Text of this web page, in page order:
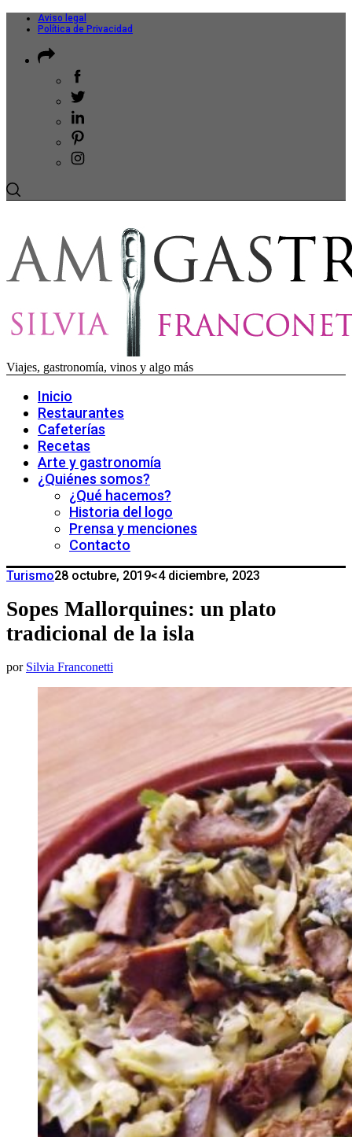
Aviso legal
Política de Privacidad
Viajes, gastronomía, vinos y algo más
Inicio
Restaurantes
Cafeterías
Recetas
Arte y gastronomía
¿Quiénes somos?
¿Qué hacemos?
Historia del logo
Prensa y menciones
Contacto
Turismo28 octubre, 2019<4 diciembre, 2023
Sopes Mallorquines: un plato
tradicional de la isla
por Silvia Franconetti